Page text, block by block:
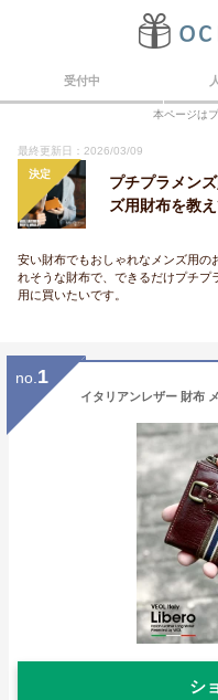
受付中
本ページは
最終更新日：2026/03/09
決定
プチプラメン
ズ用財布を教え
安い財布でもおしゃれなメンズ用の
れそうな財布で、できるだけプチプ
用に買いたいです。
no. 1
シ